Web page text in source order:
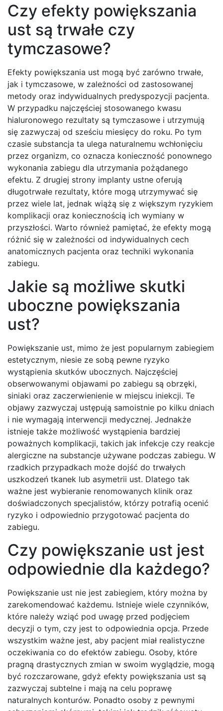
Czy efekty powiększania
ust są trwałe czy
tymczasowe?
Efekty powiększania ust mogą być zarówno trwałe,
jak i tymczasowe, w zależności od zastosowanej
metody oraz indywidualnych predyspozycji pacjenta.
W przypadku najczęściej stosowanego kwasu
hialuronowego rezultaty są tymczasowe i utrzymują
się zazwyczaj od sześciu miesięcy do roku. Po tym
czasie substancja ta ulega naturalnemu wchłonięciu
przez organizm, co oznacza konieczność ponownego
wykonania zabiegu dla utrzymania pożądanego
efektu. Z drugiej strony implanty ustne oferują
długotrwałe rezultaty, które mogą utrzymywać się
przez wiele lat, jednak wiążą się z większym ryzykiem
komplikacji oraz koniecznością ich wymiany w
przyszłości. Warto również pamiętać, że efekty mogą
różnić się w zależności od indywidualnych cech
anatomicznych pacjenta oraz techniki wykonania
zabiegu.
Jakie są możliwe skutki
uboczne powiększania
ust?
Powiększanie ust, mimo że jest popularnym zabiegiem
estetycznym, niesie ze sobą pewne ryzyko
wystąpienia skutków ubocznych. Najczęściej
obserwowanymi objawami po zabiegu są obrzęki,
siniaki oraz zaczerwienienie w miejscu iniekcji. Te
objawy zazwyczaj ustępują samoistnie po kilku dniach
i nie wymagają interwencji medycznej. Jednakże
istnieje także możliwość wystąpienia bardziej
poważnych komplikacji, takich jak infekcje czy reakcje
alergiczne na substancje używane podczas zabiegu. W
rzadkich przypadkach może dojść do trwałych
uszkodzeń tkanek lub asymetrii ust. Dlatego tak
ważne jest wybieranie renomowanych klinik oraz
doświadczonych specjalistów, którzy potrafią ocenić
ryzyko i odpowiednio przygotować pacjenta do
zabiegu.
Czy powiększanie ust jest
odpowiednie dla każdego?
Powiększanie ust nie jest zabiegiem, który można by
zarekomendować każdemu. Istnieje wiele czynników,
które należy wziąć pod uwagę przed podjęciem
decyzji o tym, czy jest to odpowiednia opcja. Przede
wszystkim ważne jest, aby pacjent miał realistyczne
oczekiwania co do efektów zabiegu. Osoby, które
pragną drastycznych zmian w swoim wyglądzie, mogą
być rozczarowane, gdyż efekty powiększania ust są
zazwyczaj subtelne i mają na celu poprawę
naturalnych konturów. Ponadto osoby z pewnymi